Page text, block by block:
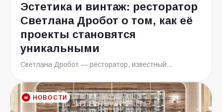
Эстетика и винтаж: ресторатор
Светлана Дробот о том, как её
проекты становятся
уникальными
Светлана Дробот — ресторатор, известный...
НОВОСТИ